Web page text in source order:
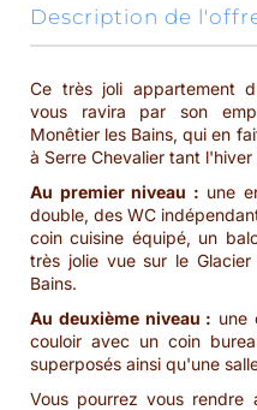
description de
Ce très joli appartement
vous ravira par son
Monêtier les Bains, qui en
à Serre Chevalier tant
Au premier niveau : une
double, des WC
coin cuisine équipé, un
très jolie vue sur le
Bains.
Au deuxième niveau : une
couloir avec un coin
superposés ainsi qu'une
Vous pourrez vous rendre